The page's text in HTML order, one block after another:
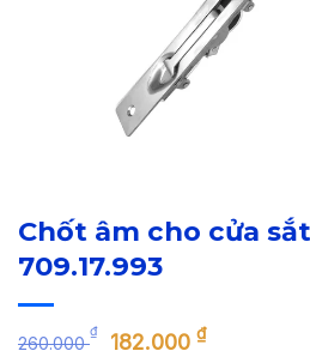
Chốt âm cho cửa
709.17.993
260.000
₫
Giá
182.000₫Giá